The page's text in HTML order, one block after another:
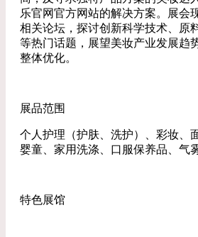
乐官网官方网站的解决方案。展会
相关论坛，探讨创新科学技术、原
等热门话题，展望美妆产业发展趋
整体优化。
展品范围
个人护理（护肤、洗护）、彩妆、
婴童、家用洗涤、口服保养品、气
特色展馆